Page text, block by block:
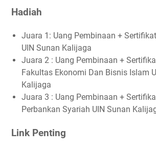
Hadiah
Juara 1: Uang Pembinaan +
UIN Sunan Kalijaga
Juara 2 : Uang Pembinaan +
Fakultas Ekonomi Dan Bisnis Islam
Kalijaga
Juara 3 : Uang Pembinaan +
Perbankan Syariah UIN Sunan
Link Penting